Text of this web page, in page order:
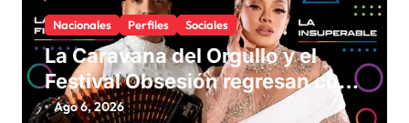
Nacionales Perfiles Sociales
La Caravana del Orgullo y el
Festival Obsesión regresan con
La Insuperable y La Fiera Típica
Ago 6, 2026